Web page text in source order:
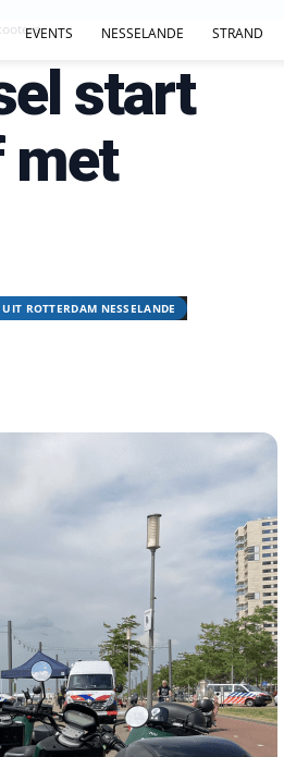
EVENTS NESSELANDE STRAND
start
met
ROTTERDAM NESSELANDE